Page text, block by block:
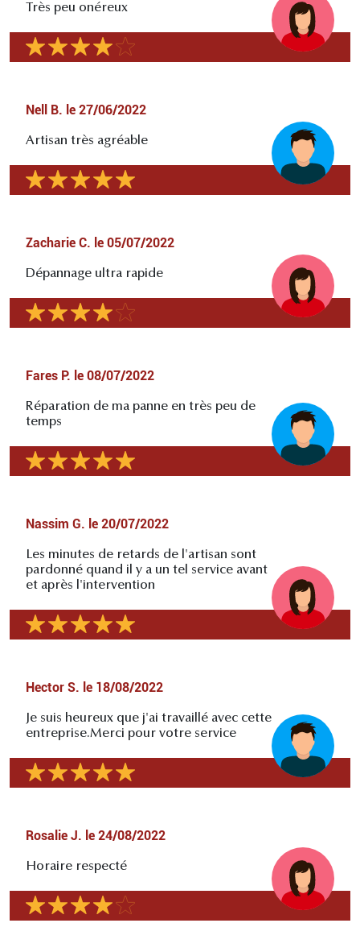
Très peu onéreux
Nell B. le 27/06/2022
Artisan très agréable
Zacharie C. le 05/07/2022
Dépannage ultra rapide
Fares P. le 08/07/2022
Réparation de ma panne en très peu de
temps
Nassim G. le 20/07/2022
Les minutes de retards de l'artisan sont
pardonné quand il y a un tel service avant
et après l'intervention
Hector S. le 18/08/2022
Je suis heureux que j'ai travaillé avec cette
entreprise.Merci pour votre service
Rosalie J. le 24/08/2022
Horaire respecté